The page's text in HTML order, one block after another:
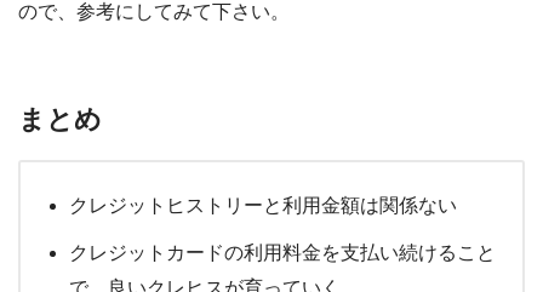
ので、参考にしてみて下さい。
まとめ
クレジットヒストリーと利用金額は関係ない
クレジットカードの利用料金を支払い続けること